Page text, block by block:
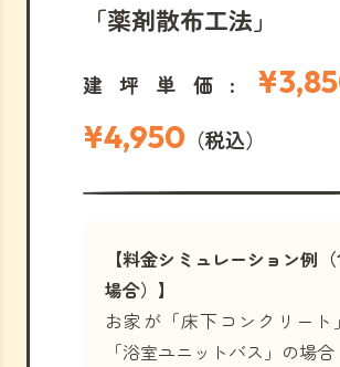
「薬剤散布工法」
建坪単価:
¥4,950 （税込）
【料金シミュレーション例
場合）】
お家が「床下コンクリート
「浴室ユニットバス」の場合